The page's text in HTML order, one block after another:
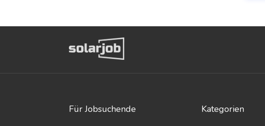
Für Jobsuchende Kategorien